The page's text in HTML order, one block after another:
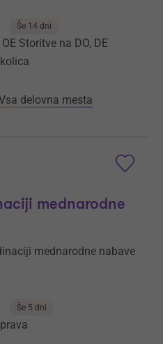
Še 14 dni
Storitve na DO, DE
delovna mesta
mednarodne
mednarodne nabave
Še 5 dni